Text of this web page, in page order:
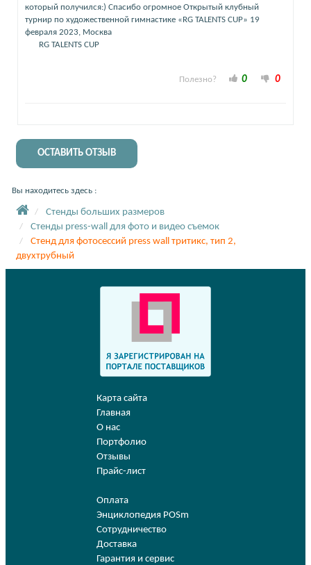
который получился:) Спасибо огромное Открытый клубный
турнир по художественной гимнастике «RG TALENTS CUP» 19
февраля 2023, Москва
RG TALENTS CUP
Полезно? 0 0
ОСТАВИТЬ ОТЗЫВ
Вы находитесь здесь :
Стенды больших размеров
Стенды press-wall для фото и видео съемок
Стенд для фотосессий press wall тритикс, тип 2,
двухтрубный
Карта сайта
Главная
О нас
Портфолио
Отзывы
Прайс-лист
Оплата
Энциклопедия POSm
Сотрудничество
Доставка
Гарантия и сервис